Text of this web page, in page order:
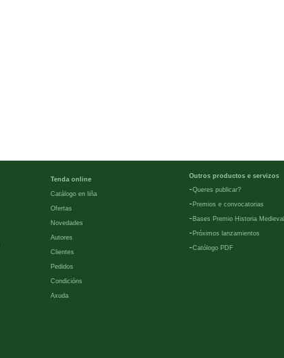
Tenda online
Catálogo en liña
Ofertas
Novedades
Autores
Clientes
Pedidos
Condicións
Axuda
Outros productos e servizos
-Queres publicar?
- Premios e convocatorias
- Bases Premio Historia Medieval
- Próximos lanzamientos
-Católogo PDF